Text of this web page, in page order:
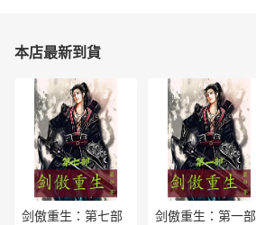
本店最新到貨
剑傲重生：第七部
剑傲重生：第一部